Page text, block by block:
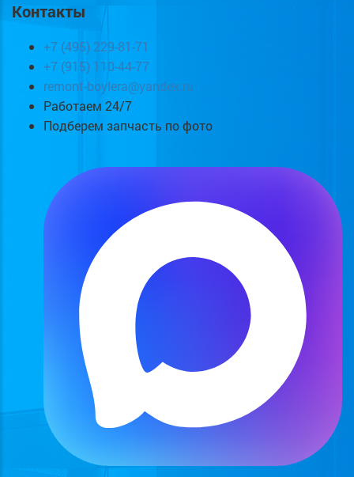
Контакты
+7 (495) 229-81-71
+7 (915) 110-44-77
remont-boylera@yandex.ru
Работаем 24/7
Подберем запчасть по фото